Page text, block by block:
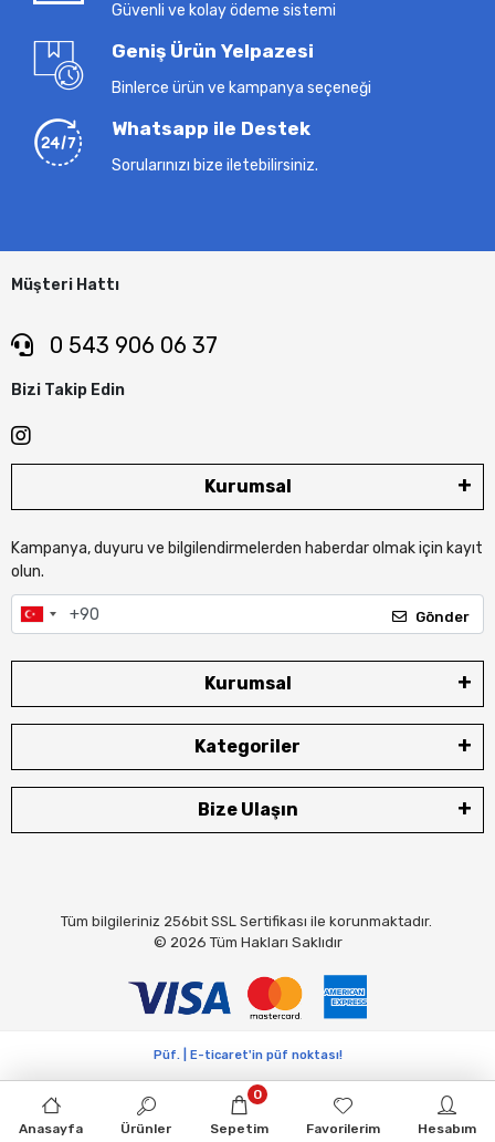
Güvenli ve kolay ödeme sistemi
Geniş Ürün Yelpazesi
Binlerce ürün ve kampanya seçeneği
Whatsapp ile Destek
Sorularınızı bize iletebilirsiniz.
Müşteri Hattı
0 543 906 06 37
Bizi Takip Edin
Kurumsal
Kampanya, duyuru ve bilgilendirmelerden haberdar olmak için kayıt
olun.
Gönder
Kurumsal
Kategoriler
Bize Ulaşın
Tüm bilgileriniz 256bit SSL Sertifikası ile korunmaktadır.
© 2026 Tüm Hakları Saklıdır
Anasayfa Ürünler Sepetim
0
Favorilerim Hesabım
Püf. | E-ticaret'in püf noktası!